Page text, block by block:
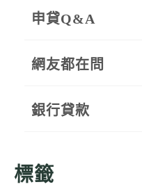
申貸Q&A
網友都在問
銀行貸款
標籤